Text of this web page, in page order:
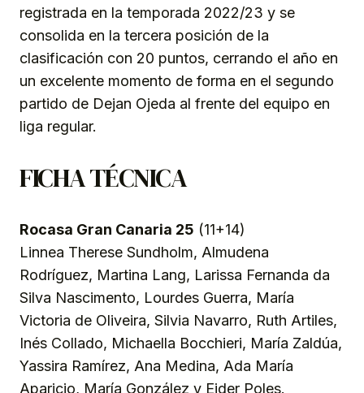
registrada en la temporada 2022/23 y se
consolida en la tercera posición de la
clasificación con 20 puntos, cerrando el año en
un excelente momento de forma en el segundo
partido de Dejan Ojeda al frente del equipo en
liga regular.
FICHA TÉCNICA
Rocasa Gran Canaria 25 (11+14)
Linnea Therese Sundholm, Almudena
Rodríguez, Martina Lang, Larissa Fernanda da
Silva Nascimento, Lourdes Guerra, María
Victoria de Oliveira, Silvia Navarro, Ruth Artiles,
Inés Collado, Michaella Bocchieri, María Zaldúa,
Yassira Ramírez, Ana Medina, Ada María
Aparicio, María González y Eider Poles.